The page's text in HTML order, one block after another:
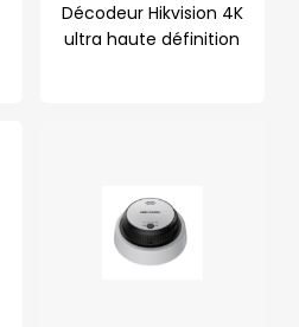
Décodeur Hikvision 4K
ultra haute définition